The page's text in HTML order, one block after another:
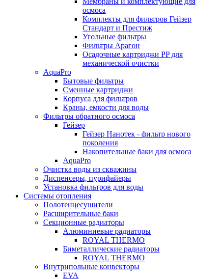
осмоса
Комплекты для фильтров Гейзер
Стандарт и Престиж
Угольные фильтры
Фильтры Арагон
Осадочные картриджи PP для
механической очистки
AquaPro
Бытовые фильтры
Сменные картриджи
Корпуса для фильтров
Краны, емкости для воды
Фильтры обратного осмоса
Гейзер
Гейзер Нанотек - фильтр нового
поколения
Накопительные баки для осмоса
AquaPro
Очистка воды из скважины
Диспенсеры, пурифайеры
Установка фильтров для воды
Системы отопления
Полотенцесушители
Расширительные баки
Секционные радиаторы
Алюминиевые радиаторы
ROYAL THERMO
Биметаллические радиаторы
ROYAL THERMO
Внутрипольные конвекторы
EVA